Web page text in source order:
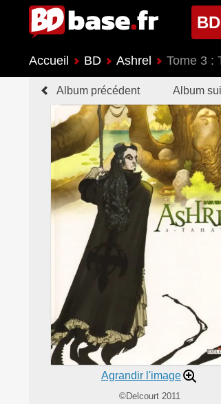
BD
Accueil BD Ashrel Tome 3 :
Album précédent Album
Agrandir l'image
©Delcourt 2011